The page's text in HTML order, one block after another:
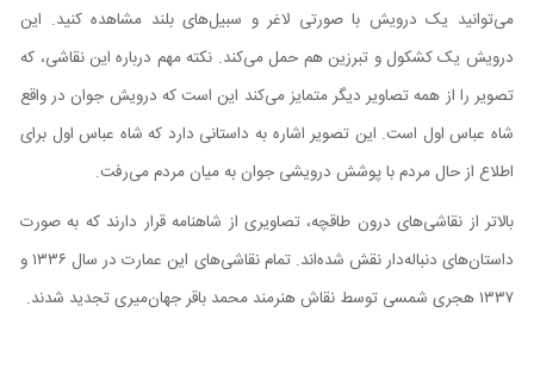
می‌توانید یک درویش با صورتی لاغر و سبیل‌های بلند مشاهده کنید. این
درویش یک کشکول و تبرزین هم حمل می‌کند. نکته مهم درباره این نقاشی، که
تصویر را از همه تصاویر دیگر متمایز می‌کند این است که درویش جوان در‌ واقع
شاه عباس اول است. این تصویر اشاره به داستانی دارد که شاه عباس اول برای
اطلاع از حال مردم با پوشش درویشی جوان به میان مردم می‌رفت.
بالاتر از نقاشی‌های درون طاقچه، تصاویری از شاهنامه قرار دارند که به صورت
داستان‌های دنباله‌دار نقش شده‌اند. تمام نقاشی‌های این عمارت در سال ۱۳۳۶ و
۱۳۳۷ هجری شمسی توسط نقاش هنرمند محمد باقر جهان‌میری تجدید شدند.